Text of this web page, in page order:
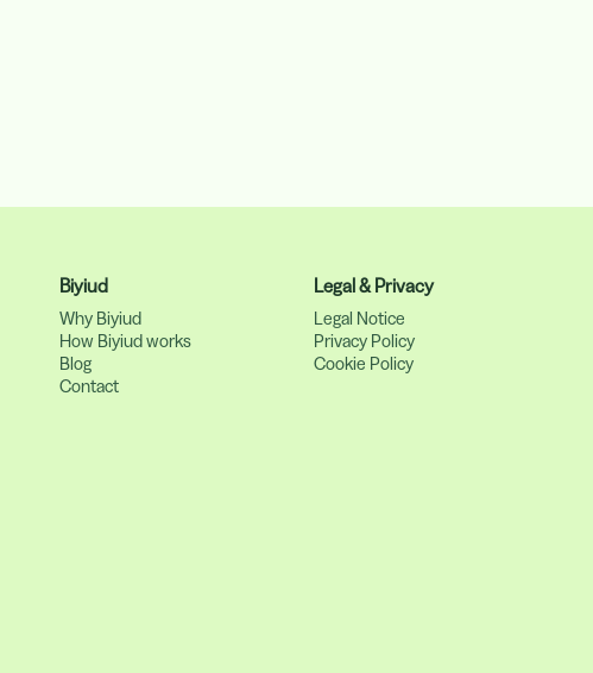
Biyiud
Why Biyiud
How Biyiud works
Blog
Contact
Legal & Privacy
Legal Notice
Privacy Policy
Cookie Policy